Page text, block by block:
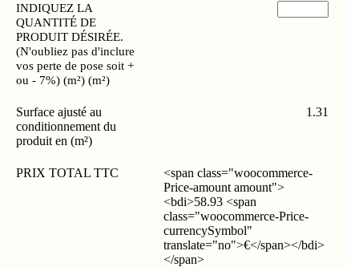
INDIQUEZ LA
QUANTITÉ DE
PRODUIT DÉSIRÉE.
(N'oubliez pas d'inclure
vos perte de pose soit +
ou - 7%) (m²) (m²)
Surface ajusté au
conditionnement du
produit en (m²)
1.31
PRIX TOTAL TTC
<span class="woocommerce-
Price-amount amount">
<bdi>58.93 <span
class="woocommerce-Price-
currencySymbol"
translate="no">€</span></bdi>
</span>